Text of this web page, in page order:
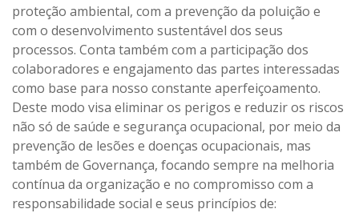
proteção ambiental, com a prevenção da poluição e
com o desenvolvimento sustentável dos seus
processos. Conta também com a participação dos
colaboradores e engajamento das partes interessadas
como base para nosso constante aperfeiçoamento.
Deste modo visa eliminar os perigos e reduzir os riscos
não só de saúde e segurança ocupacional, por meio da
prevenção de lesões e doenças ocupacionais, mas
também de Governança, focando sempre na melhoria
contínua da organização e no compromisso com a
responsabilidade social e seus princípios de: